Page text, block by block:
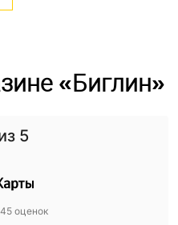
«Биглин»
5
оценок